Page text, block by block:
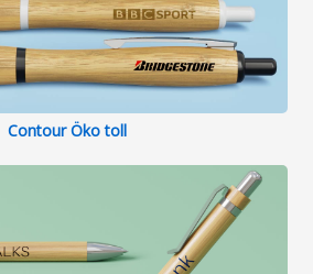
Contour Öko toll